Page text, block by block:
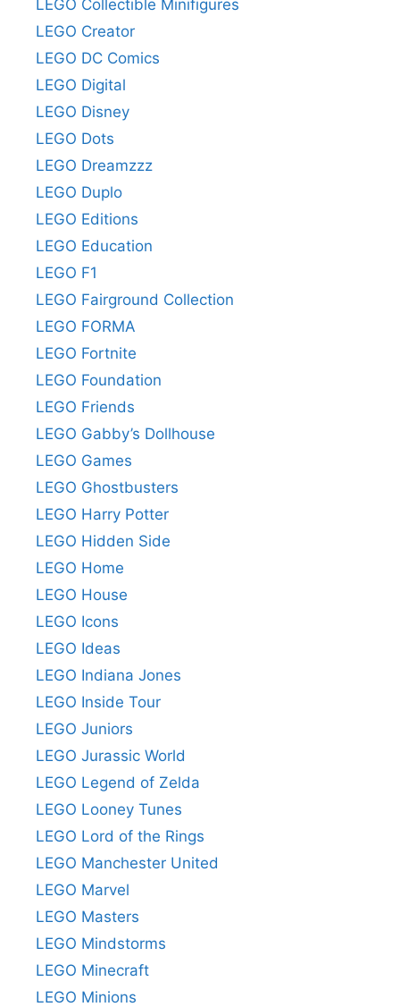
LEGO Collectible Minifigures
LEGO Creator
LEGO DC Comics
LEGO Digital
LEGO Disney
LEGO Dots
LEGO Dreamzzz
LEGO Duplo
LEGO Editions
LEGO Education
LEGO F1
LEGO Fairground Collection
LEGO FORMA
LEGO Fortnite
LEGO Foundation
LEGO Friends
LEGO Gabby’s Dollhouse
LEGO Games
LEGO Ghostbusters
LEGO Harry Potter
LEGO Hidden Side
LEGO Home
LEGO House
LEGO Icons
LEGO Ideas
LEGO Indiana Jones
LEGO Inside Tour
LEGO Juniors
LEGO Jurassic World
LEGO Legend of Zelda
LEGO Looney Tunes
LEGO Lord of the Rings
LEGO Manchester United
LEGO Marvel
LEGO Masters
LEGO Mindstorms
LEGO Minecraft
LEGO Minions